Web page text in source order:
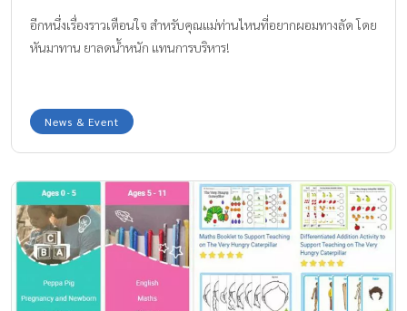
อีกหนึ่งเรื่องราวเตือนใจ สำหรับคุณแม่ท่านไหนที่อยากผอมทางลัด โดย
หันมาทาน ยาลดน้ำหนัก แทนการบริหาร!
News & Event